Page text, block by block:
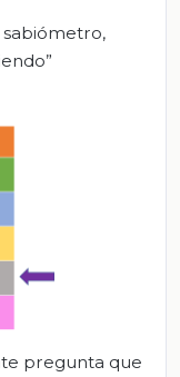
pregunta que